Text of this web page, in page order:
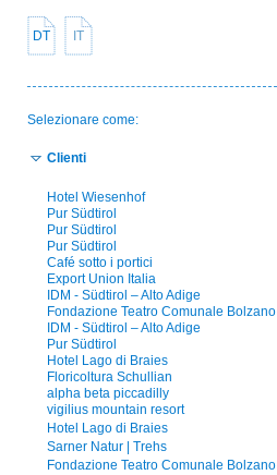
DT IT
Selezionare come:
Clienti
Hotel Wiesenhof
Pur Südtirol
Pur Südtirol
Pur Südtirol
Café sotto i portici
Export Union Italia
IDM - Südtirol – Alto Adige
Fondazione Teatro Comunale Bolzano
IDM - Südtirol – Alto Adige
Pur Südtirol
Hotel Lago di Braies
Floricoltura Schullian
alpha beta piccadilly
vigilius mountain resort
Hotel Lago di Braies
Sarner Natur | Trehs
Fondazione Teatro Comunale Bolzano